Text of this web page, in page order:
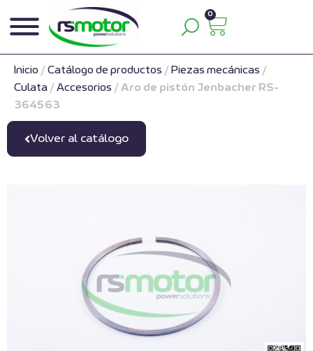
0
Inicio / Catálogo de productos / Piezas mecánicas /
Culata / Accesorios / Aro de pistón Jenbacher RS-
364563
Volver al catálogo